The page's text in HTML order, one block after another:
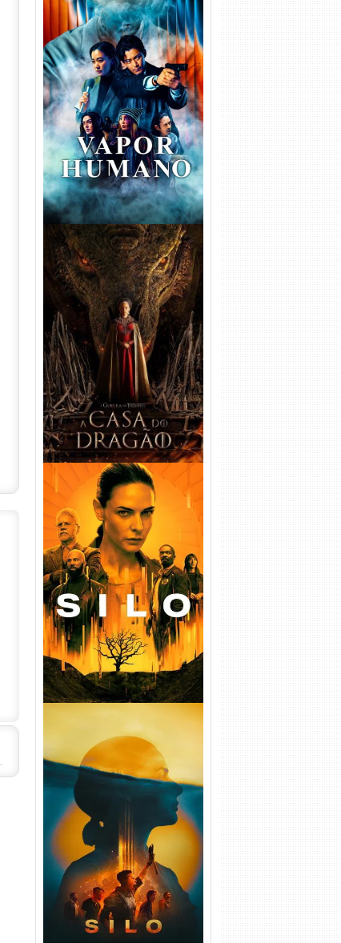
Vapor Humano 1ª Temporada
Torrent (2026) WEB-DL 1080p
Dual Áudio
A Casa do Dragão 1ª
Temporada Torrent (2022)
WEB-DL 720p/1080p Dual
Áudio
Silo 1ª Temporada Torrent
(2023) WEB-DL
720p/1080p/4K Dual Áudio
Silo 2ª Temporada (2024)
WEB-DL 1080p Dual Áudio